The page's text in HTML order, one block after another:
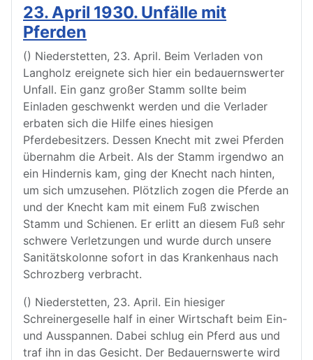
23. April 1930. Unfälle mit
Pferden
() Niederstetten, 23. April. Beim Verladen von
Langholz ereignete sich hier ein bedauernswerter
Unfall. Ein ganz großer Stamm sollte beim
Einladen geschwenkt werden und die Verlader
erbaten sich die Hilfe eines hiesigen
Pferdebesitzers. Dessen Knecht mit zwei Pferden
übernahm die Arbeit. Als der Stamm irgendwo an
ein Hindernis kam, ging der Knecht nach hinten,
um sich umzusehen. Plötzlich zogen die Pferde an
und der Knecht kam mit einem Fuß zwischen
Stamm und Schienen. Er erlitt an diesem Fuß sehr
schwere Verletzungen und wurde durch unsere
Sanitätskolonne sofort in das Krankenhaus nach
Schrozberg verbracht.
() Niederstetten, 23. April. Ein hiesiger
Schreinergeselle half in einer Wirtschaft beim Ein-
und Ausspannen. Dabei schlug ein Pferd aus und
traf ihn in das Gesicht. Der Bedauernswerte wird